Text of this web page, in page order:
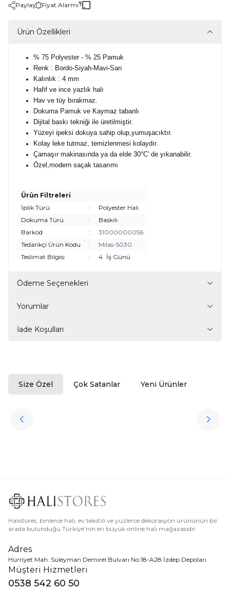
Paylaş Fiyat Alarmı
Ürün Özellikleri
% 75 Polyester - % 25 Pamuk
Renk : Bordo-Siyah-Mavi-Sarı
Kalınlık : 4 mm
Hafif ve ince yazlık halı
Hav ve tüy bırakmaz.
Dokuma Pamuk ve Kaymaz tabanlı
Dijital baskı tekniği ile üretilmiştir.
Yüzeyi ipeksi dokuya sahip olup,yumuşacıktır.
Kolay leke tutmaz, temizlenmesi kolaydır.
Çamaşır makinasında ya da elde 30°C' de yıkanabilir.
Özel,modern saçak tasarımı
Ürün Filtreleri
İplik Türü
:
Polyester Halı
Dokuma Türü
:
Baskılı
Barkod
:
31000000056
Tedarikçi Ürün Kodu
:
Milas-5030
Teslimat Bilgisi
: 4 İş Günü
Ödeme Seçenekleri
Yorumlar
İade Koşulları
Size Özel Çok Satanlar Yeni Ürünler
Favorilere Ekle
Halıstores
3.909,80
Halıstores, binlerce halı, ev tekstili ve yüzlerce dekorasyon ürününün bir
arada bulunduğu Türkiye’nin en büyük online halı mağazasıdır.
Adres
Hürriyet Mah. Süleyman Demirel Bulvarı No:18-A28 İzdep Depoları
Müşteri Hizmetleri
0538 542 60 50